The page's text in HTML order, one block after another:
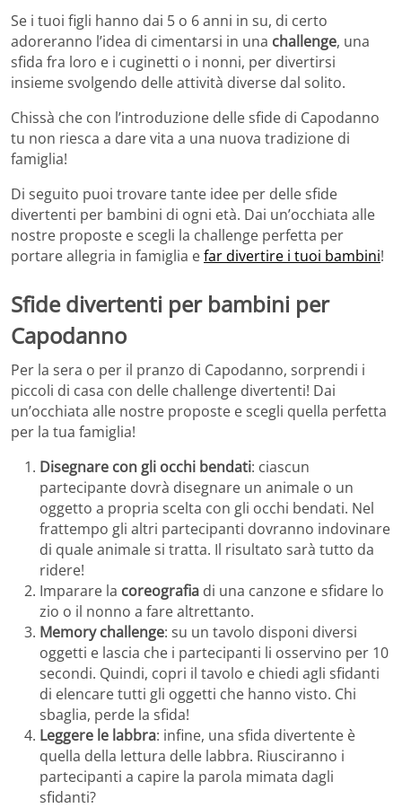
Se i tuoi figli hanno dai 5 o 6 anni in su, di certo
adoreranno l’idea di cimentarsi in una challenge, una
sfida fra loro e i cuginetti o i nonni, per divertirsi
insieme svolgendo delle attività diverse dal solito.
Chissà che con l’introduzione delle sfide di Capodanno
tu non riesca a dare vita a una nuova tradizione di
famiglia!
Di seguito puoi trovare tante idee per delle sfide
divertenti per bambini di ogni età. Dai un’occhiata alle
nostre proposte e scegli la challenge perfetta per
portare allegria in famiglia efar divertire i tuoi bambini!
Sfide divertenti per bambini per
Capodanno
Per la sera o per il pranzo di Capodanno, sorprendi i
piccoli di casa con delle challenge divertenti! Dai
un’occhiata alle nostre proposte e scegli quella perfetta
per la tua famiglia!
Disegnare con gli occhi bendati: ciascun
partecipante dovrà disegnare un animale o un
oggetto a propria scelta con gli occhi bendati. Nel
frattempo gli altri partecipanti dovranno indovinare
di quale animale si tratta. Il risultato sarà tutto da
ridere!
Imparare la coreografia di una canzone e sfidare lo
zio o il nonno a fare altrettanto.
Memory challenge: su un tavolo disponi diversi
oggetti e lascia che i partecipanti li osservino per 10
secondi. Quindi, copri il tavolo e chiedi agli sfidanti
di elencare tutti gli oggetti che hanno visto. Chi
sbaglia, perde la sfida!
Leggere le labbra: infine, una sfida divertente è
quella della lettura delle labbra. Riusciranno i
partecipanti a capire la parola mimata dagli
sfidanti?